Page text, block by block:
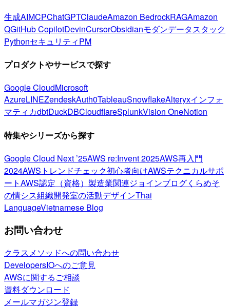
生成AIMCPChatGPTClaudeAmazon BedrockRAGAmazon
QGitHub CopilotDevinCursorObsidianモダンデータスタック
PythonセキュリティPM
プロダクトやサービスで探す
Google CloudMicrosoft
AzureLINEZendeskAuth0TableauSnowflakeAlteryxインフォ
マティカdbtDuckDBCloudflareSplunkVision OneNotion
特集やシリーズから探す
Google Cloud Next ’25AWS re:Invent 2025AWS再入門
2024AWSトレンドチェック初心者向けAWSテクニカルサポ
ートAWS認定（資格） 製造業関連ジョインブログくらめそ
の情シス組織開発室の活動デザインThai
LanguageVietnamese Blog
お問い合わせ
クラスメソッドへの問い合わせ
DevelopersIOへのご意見
AWSに関するご相談
資料ダウンロード
メールマガジン登録